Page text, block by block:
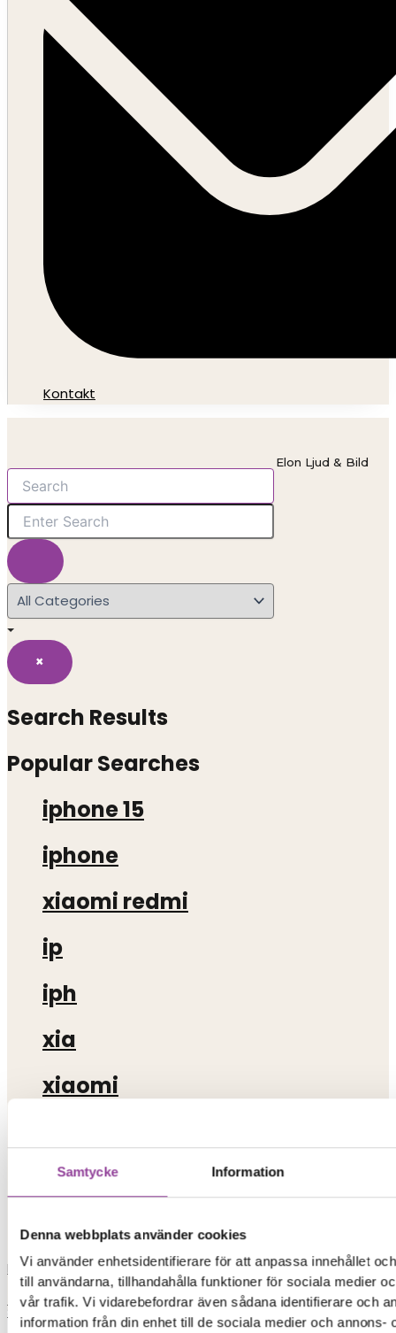
Samtycke Information
Denna webbplats använder cookies
Vi använder enhetsidentifierare för att anpassa innehållet
till användarna, tillhandahålla funktioner för sociala medier
vår trafik. Vi vidarebefordrar även sådana identifierare och
information från din enhet till de sociala medier och annons-
Kontakt
Elon Ljud & Bild
×
Search Results
Popular Searches
iphone 15
iphone
xiaomi redmi
ip
iph
xia
xiaomi
iphone 13
skrivare
Load More
0,00kr0Varukorg
Start